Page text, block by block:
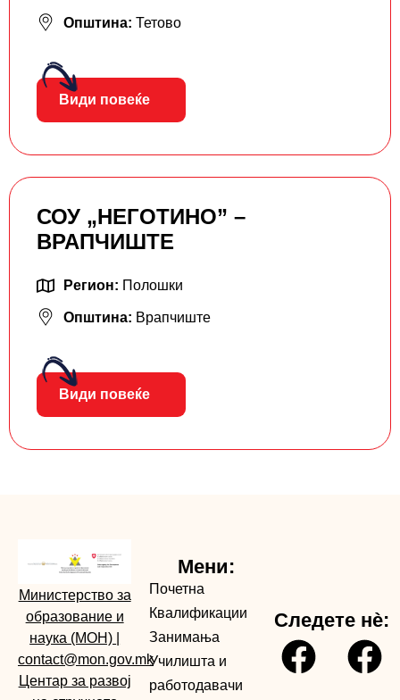
Општина: Тетово
Види повеќе
СОУ „НЕГОТИНО” –
ВРАПЧИШТЕ
Регион: Полошки
Општина: Врапчиште
Види повеќе
Министерство за
образование и
наука (МОН)
contact@mon.gov.mk
Центар за развој
Мени:
Почетна
Квалификации
Занимања
Училишта и
работодавачи
Следете нè: